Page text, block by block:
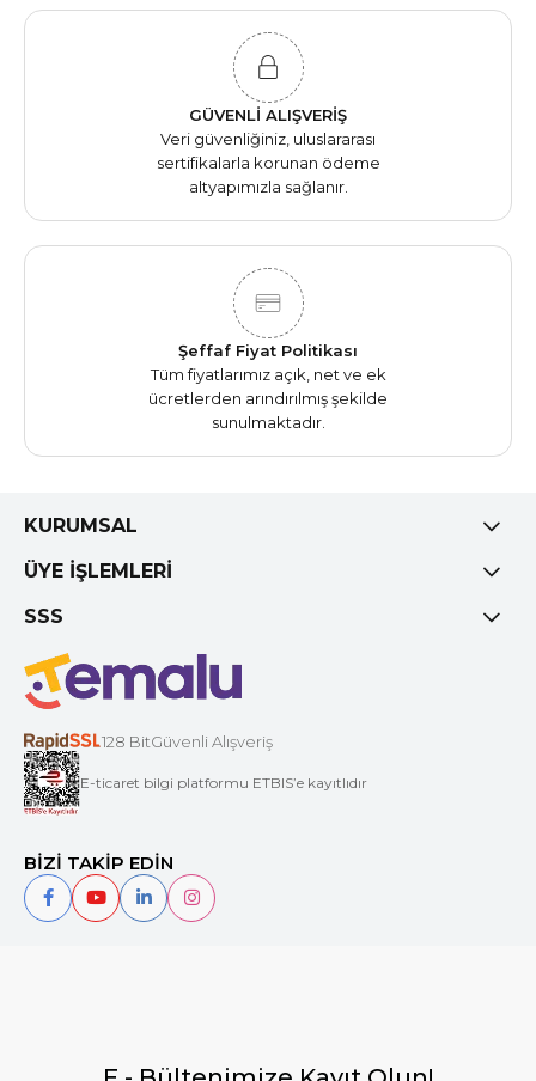
GÜVENLİ ALIŞVERİŞ
Veri güvenliğiniz, uluslararası
sertifikalarla korunan ödeme
altyapımızla sağlanır.
Şeffaf Fiyat Politikası
Tüm fiyatlarımız açık, net ve ek
ücretlerden arındırılmış şekilde
sunulmaktadır.
KURUMSAL
ÜYE İŞLEMLERİ
SSS
128 BitGüvenli Alışveriş
E-ticaret bilgi platformu ETBIS’e kayıtlıdır
BİZİ TAKİP EDİN